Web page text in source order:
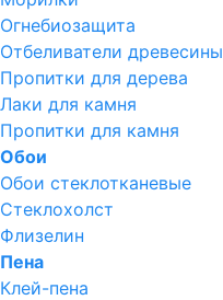
Огнебиозащита
Отбеливатели древесины
Пропитки для дерева
Лаки для камня
Пропитки для камня
Обои
Обои стеклотканевые
Стеклохолст
Флизелин
Пена
Клей-пена